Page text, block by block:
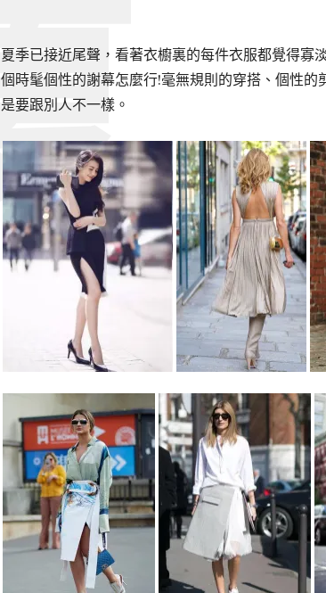
夏季已接近尾聲，看著衣櫥裏的每件衣服都覺得寡
個時髦個性的謝幕怎麼行!毫無規則的穿搭、個性
是要跟別人不一樣。